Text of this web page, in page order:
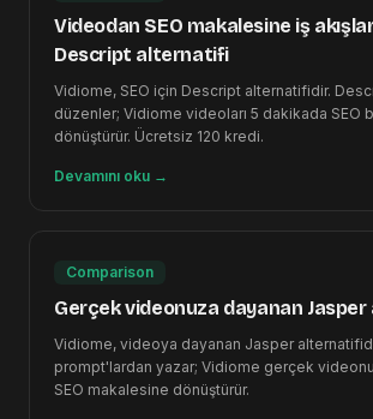
Videodan SEO makalesine iş
Descript alternatifi
Vidiome, SEO için Descript alternatifidir.
düzenler; Vidiome videoları 5 dakikada SEO
dönüştürür. Ücretsiz 120 kredi.
Devamını oku →
Comparison
Gerçek videonuza dayanan
Vidiome, videoya dayanan Jasper
prompt'lardan yazar; Vidiome gerçek
SEO makalesine dönüştürür.